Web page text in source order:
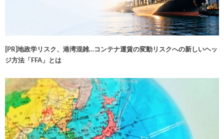
[PR]地政学リスク、港湾混雑…コンテナ運賃の変動リスクへの新しいヘッ
ジ方法「FFA」とは